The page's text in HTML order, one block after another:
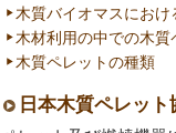
木質バイオマスにおけ
木材利用の中での木質
木質ペレットの種類
日本木質ペレッ